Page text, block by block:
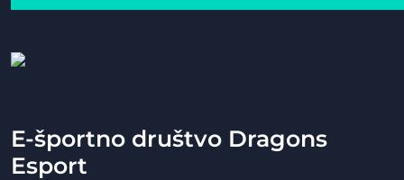
E-športno društvo Dragons
Esport